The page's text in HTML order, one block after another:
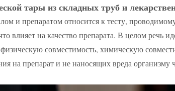
тары из складных труб и
и препаратом относится к тесту,
влияет на качество препарата. В целом речь
совместимость, химическую
на препарат и не наносящих вреда